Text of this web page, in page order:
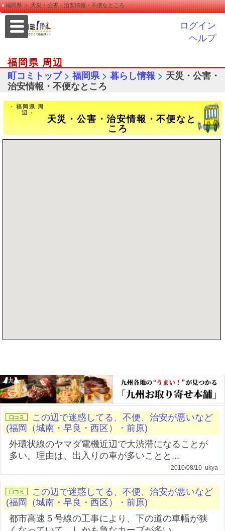
福岡県 ＞ 天災・公害・治安情報・不便なところ
ログイン
ヘルプ
福岡県 周辺
町コミトップ> 福岡県> 暮らし情報 > 天災・公害・
治安情報・不便なところ
- 福岡県 周
辺 -
天災・公害・治安情報・不便なと
ころ
この辺で迷惑してる、不便、治安が悪いなど
(福岡（城南・早良・西区）・前原)
外環状線のヤマダ電機近辺で大渋滞になることが
多い。理由は、出入りの車が多いことと...
2010/08/10 ukya
この辺で迷惑してる、不便、治安が悪いなど
(福岡（城南・早良・西区）・前原)
都市高速５号線の工事により、下の道の車幅が狭